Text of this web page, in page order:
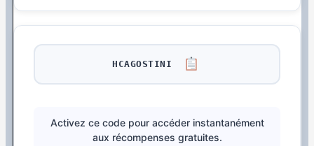
HCAGOSTINI
Activez ce code pour accéder instantanément
aux récompenses gratuites.